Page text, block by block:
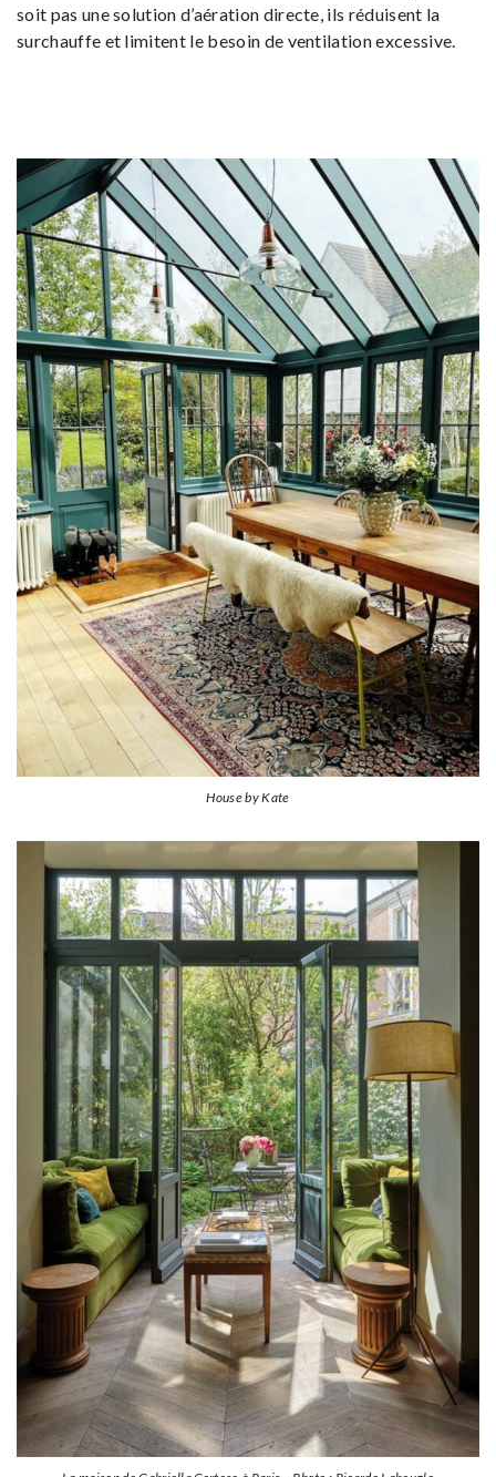
soit pas une solution d’aération directe, ils réduisent la
surchauffe et limitent le besoin de ventilation excessive.
House by Kate